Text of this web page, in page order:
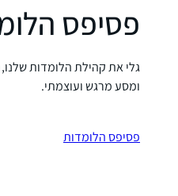
פסיפס
גלי את קהילת הלומדות שלנו,
ומסע מרגש ועוצמתי.
פסיפס הלומדות